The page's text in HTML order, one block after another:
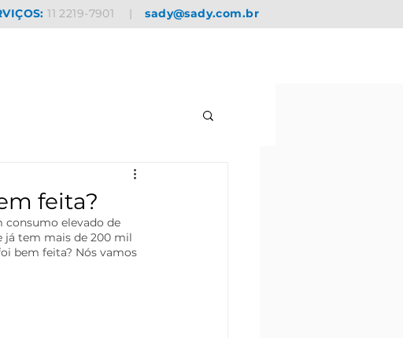
11 2219-7901 | sady@sady.com.br
feita?
consumo elevado de
já tem mais de 200 mil
bem feita? Nós vamos